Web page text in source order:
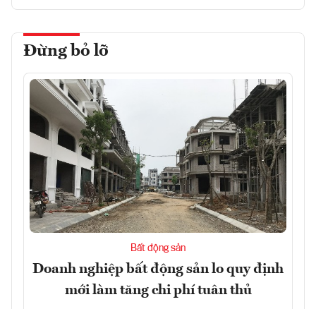
Đừng bỏ lỡ
Bất động sản
Doanh nghiệp bất động sản lo quy định
mới làm tăng chi phí tuân thủ